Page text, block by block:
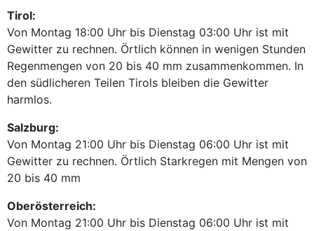
Tirol:
Von Montag 18:00 Uhr bis Dienstag 03:00 Uhr ist mit
Gewitter zu rechnen. Örtlich können in wenigen Stunden
Regenmengen von 20 bis 40 mm zusammenkommen. In
den südlicheren Teilen Tirols bleiben die Gewitter
harmlos.
Salzburg:
Von Montag 21:00 Uhr bis Dienstag 06:00 Uhr ist mit
Gewitter zu rechnen. Örtlich Starkregen mit Mengen von
20 bis 40 mm
Oberösterreich:
Von Montag 21:00 Uhr bis Dienstag 06:00 Uhr ist mit